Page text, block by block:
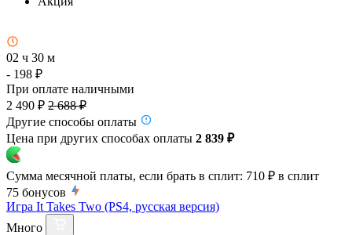
02 ч 30 м
- 198 ₽
При оплате наличными
2 490 ₽ 2 688 ₽
Другие способы оплаты
Цена при других способах оплаты 2 839 ₽
Сумма месячной платы, если брать в сплит: 710 ₽ в сплит
75 бонусов
Игра It Takes Two (PS4, русская версия)
Много